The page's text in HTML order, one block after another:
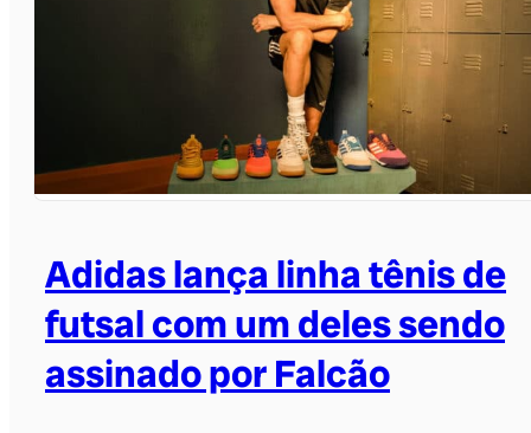
Adidas lança linha tênis de
futsal com um deles sendo
assinado por Falcão